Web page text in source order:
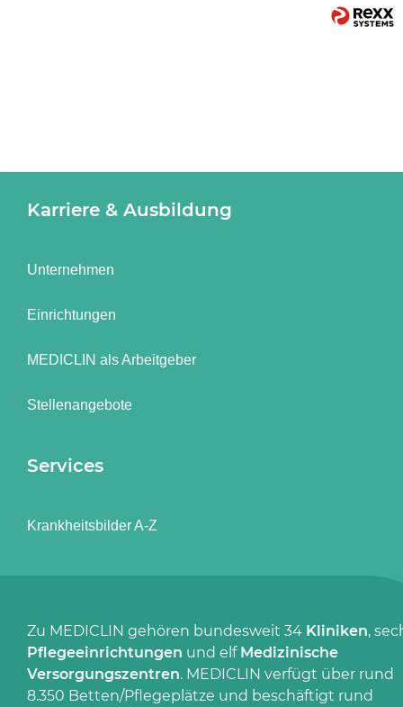
Karriere & Ausbildung
Unternehmen
Einrichtungen
MEDICLIN als Arbeitgeber
Stellenangebote
Services
Krankheitsbilder A-Z
Zu MEDICLIN gehören bundesweit 34 Kliniken,
Pflegeeinrichtungen und elf Medizinische
Versorgungszentren. MEDICLIN verfügt über rund
8.350 Betten/Pflegeplätze und beschäftigt rund